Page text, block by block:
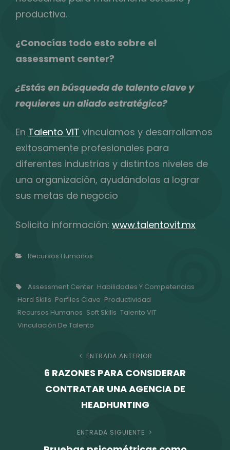
productiva.
¿Conocías todo esto sobre el
assessment center?
¿Estás en búsqueda de talento clave y
requieres un aliado estratégico?
En Talento VIT vinculamos y desarrollamos
exitosamente profesionales para
diferentes industrias y distintos niveles de
una organización, ayudándolas a lograr
sus metas de negocio
Solicita información: www.talentovit.mx
Categorías
Recursos Humanos
Etiquetas,
Assessment Center Habilidades Y Competencias
Hard Skills Perfiles Clave Productividad
Recursos Humanos Soft Skills Talento VIT
Vinculación De Talento
Navegación
entradas
Entrada
anterior
ENTRADA ANTERIOR
6 RAZONES PARA CONSIDERAR
CONTRATAR UNA AGENCIA DE
HEADHUNTING
Entrada
ENTRADA SIGUIENTE